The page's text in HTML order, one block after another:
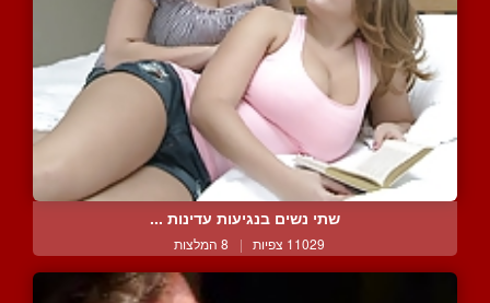
שתי נשים בנגיעות עדינות ...
11029 צפיות | 8 המלצות